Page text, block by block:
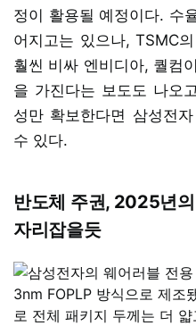
정이 활용될 예정이다. 수
어지고는 있으나, TSMC
훨씬 비싸 엔비디아, 퀄컴
을 가진다는 보도도 나오
성만 확보한다면 삼성전
수 있다.
반도체 주권, 2025년
자리잡을듯